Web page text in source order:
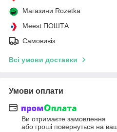
Магазини Rozetka
Meest ПОШТА
Самовивіз
Всі умови доставки
Умови оплати
Ви отримаєте замовлення
або гроші повернуться на